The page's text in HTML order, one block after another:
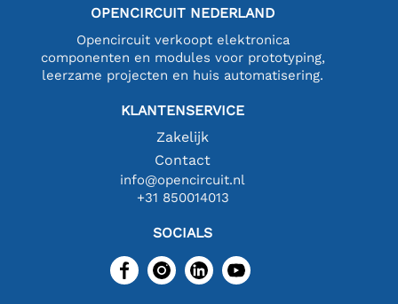
OPENCIRCUIT NEDERLAND
Opencircuit verkoopt elektronica
componenten en modules voor prototyping,
leerzame projecten en huis automatisering.
KLANTENSERVICE
Zakelijk
Contact
info@opencircuit.nl
+31 850014013
SOCIALS